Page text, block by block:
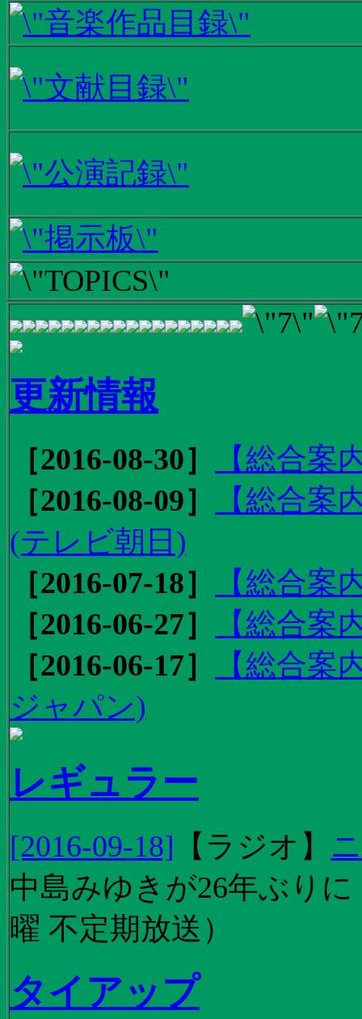
更新情報
［2016-08-30］
【総合
［2016-08-09］
【総合
(テレビ朝日)
［2016-07-18］
【総合案
［2016-06-27］
【総合案
［2016-06-17］
【総合
ジャパン)
レギュラー
[2016-09-18] 【 ラジオ 】
中島みゆきが26年ぶり
曜 不定期放送）
タイアップ